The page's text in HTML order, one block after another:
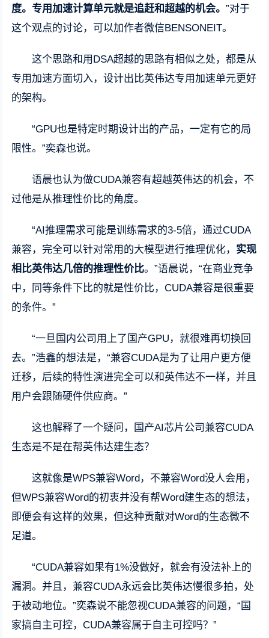
度。专用加速计算单元就是追赶和超越的机会。”对于
这个观点的讨论，可以加作者微信BENSONEIT。
这个思路和用DSA超越的思路有相似之处，都是从
专用加速方面切入，设计出比英伟达专用加速单元更好
的架构。
“GPU也是特定时期设计出的产品，一定有它的局
限性。”奕森也说。
语晨也认为做CUDA兼容有超越英伟达的机会，不
过他是从推理性价比的角度。
“AI推理需求可能是训练需求的3-5倍，通过CUDA
兼容，完全可以针对常用的大模型进行推理优化， 实现
相比英伟达几倍的推理性价比。”语晨说，“在商业竞争
中，同等条件下比的就是性价比，CUDA兼容是很重要
的条件。”
“一旦国内公司用上了国产GPU，就很难再切换回
去。”浩鑫的想法是，“兼容CUDA是为了让用户更方便
迁移，后续的特性演进完全可以和英伟达不一样，并且
用户会跟随硬件供应商。”
这也解释了一个疑问，国产AI芯片公司兼容CUDA
生态是不是在帮英伟达建生态？
这就像是WPS兼容Word，不兼容Word没人会用，
但WPS兼容Word的初衷并没有帮Word建生态的想法，
即便会有这样的效果，但这种贡献对Word的生态微不
足道。
“CUDA兼容如果有1%没做好，就会有没法补上的
漏洞。并且，兼容CUDA永远会比英伟达慢很多拍，处
于被动地位。”奕森说不能忽视CUDA兼容的问题，“国
家搞自主可控，CUDA兼容属于自主可控吗？”